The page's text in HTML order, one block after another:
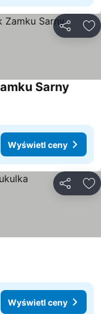
Sarny
Wyświetl ceny
Wyświetl ceny